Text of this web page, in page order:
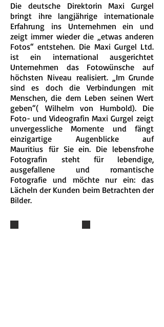
Die deutsche Direktorin Maxi Gurgel
bringt ihre langjährige internationale
Erfahrung ins Unternehmen ein und
zeigt immer wieder die „etwas anderen
Fotos“ entstehen. Die Maxi Gurgel Ltd.
ist ein international ausgerichtet
Unternehmen das Fotowünsche auf
höchsten Niveau realisiert. „Im Grunde
sind es doch die Verbindungen mit
Menschen, die dem Leben seinen Wert
geben“( Wilhelm von Humbold). Die
Foto- und Videografin Maxi Gurgel zeigt
unvergessliche Momente und fängt
einzigartige Augenblicke auf
Mauritius für Sie ein. Die lebensfrohe
Fotografin steht für lebendige,
ausgefallene und romantische
Fotografie und möchte nur ein: das
Lächeln der Kunden beim Betrachten der
Bilder.